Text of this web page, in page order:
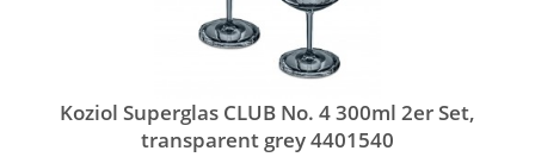
Koziol Superglas CLUB No. 4 300ml 2er Set,
transparent grey 4401540